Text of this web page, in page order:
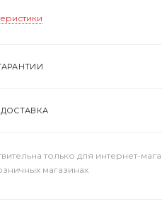
только для интернет-
магазинах